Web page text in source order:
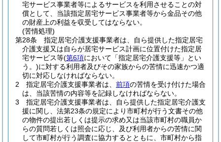
宅サービス事業者等によるサービスを利用させることの対
償として、当該指定居宅サービス事業者等から金品その他
の財産上の利益を収受してはならない。
(苦情処理)
第28条
指定居宅介護支援事業者は、自ら提供した指定居宅
介護支援又は自らが居宅サービス計画に位置付けた指定居
宅サービス等(第6項において「指定居宅介護支援等」とい
う。)に対する利用者及びその家族からの苦情に迅速かつ適
切に対応しなければならない。
2
指定居宅介護支援事業者は、 前項の苦情を受け付けた場合
は、当該苦情の内容等を記録しなければならない。
3
指定居宅介護支援事業者は、自ら提供した指定居宅介護支
援に関し、法第23条の規定により市町村が行う文書その他
の物件の提出若しくは提示の求め又は当該市町村の職員か
らの質問若しくは照会に応じ、及び利用者からの苦情に関
して市町村が行う調査に協力するとともに、市町村から指